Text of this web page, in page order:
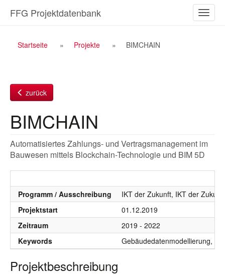
Inhalt
ein-/
FFG Projektdatenbank
Breadcrumb
Startseite Projekte BIMCHAIN
zurück
BIMCHAIN
Automatisiertes Zahlungs- und Vertragsmanagement im
Bauwesen mittels Blockchain-Technologie und BIM 5D
Programm / Ausschreibung
IKT der Zukunft, IKT der
Projektstart
01.12.2019
Zeitraum
2019 - 2022
Keywords
Gebäudedatenmodellierung,
Projektbeschreibung